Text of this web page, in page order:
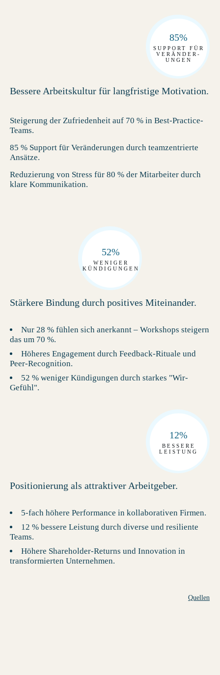
85%
SUPPORT FÜR
VERÄNDER-
UNGEN
Bessere Arbeitskultur für langfristige Motivation.
Steigerung der Zufriedenheit auf 70 % in Best-Practice-
Teams.
85 % Support für Veränderungen durch teamzentrierte
Ansätze.
Reduzierung von Stress für 80 % der Mitarbeiter durch
klare Kommunikation.
52%
WENIGER
KÜNDIGUNGEN
Stärkere Bindung durch positives Miteinander.
Nur 28 % fühlen sich anerkannt – Workshops steigern
das um 70 %.
Höheres Engagement durch Feedback-Rituale und
Peer-Recognition.
52 % weniger Kündigungen durch starkes "Wir-
Gefühl".
12%
BESSERE
LEISTUNG
Positionierung als attraktiver Arbeitgeber.
5-fach höhere Performance in kollaborativen Firmen.
12 % bessere Leistung durch diverse und resiliente
Teams.
Höhere Shareholder-Returns und Innovation in
transformierten Unternehmen.
Quellen